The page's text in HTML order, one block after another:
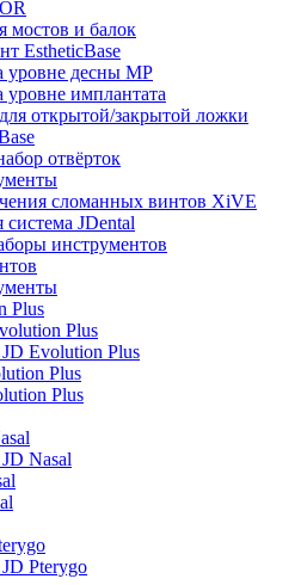
мостов и балок
EstheticBase
уровне десны MP
уровне имплантата
открытой/закрытой ложки
отвёрток
сломанных винтов XiVE
JDental
инструментов
Plus
Plus
Evolution Plus
Plus
Plus
Nasal
Pterygo